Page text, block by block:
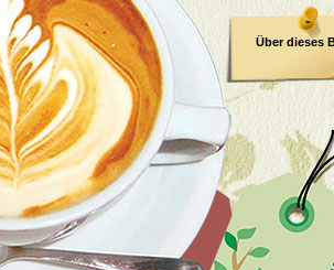
Über dieses